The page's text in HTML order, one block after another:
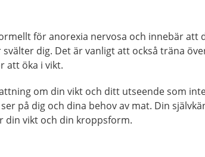
för anorexia nervosa och innebär att
dig. Det är vanligt att också träna
att öka i vikt.
om din vikt och ditt utseende som
på dig och dina behov av mat. Din
din vikt och din kroppsform.